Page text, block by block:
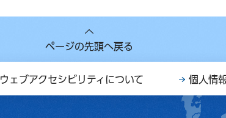
ページの先頭へ戻る
ウェブアクセシビリティについて 個人情